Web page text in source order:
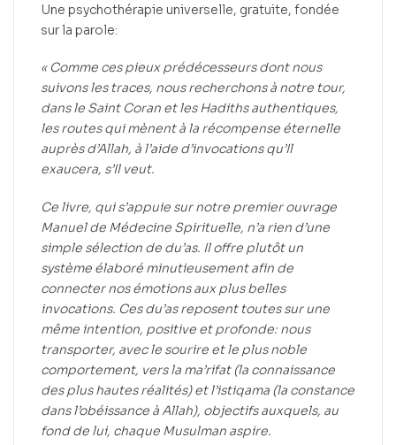
Une psychothérapie universelle, gratuite, fondée
sur la parole:
« Comme ces pieux prédécesseurs dont nous
suivons les traces, nous recherchons à notre tour,
dans le Saint Coran et les Hadiths authentiques,
les routes qui mènent à la récompense éternelle
auprès d’Allah, à l’aide d’invocations qu’Il
exaucera, s’Il veut.
Ce livre, qui s’appuie sur notre premier ouvrage
Manuel de Médecine Spirituelle, n’a rien d’une
simple sélection de du’as. Il offre plutôt un
système élaboré minutieusement afin de
connecter nos émotions aux plus belles
invocations. Ces du’as reposent toutes sur une
même intention, positive et profonde: nous
transporter, avec le sourire et le plus noble
comportement, vers la ma’rifat (la connaissance
des plus hautes réalités) et l’istiqama (la constance
dans l’obéissance à Allah), objectifs auxquels, au
fond de lui, chaque Musulman aspire.